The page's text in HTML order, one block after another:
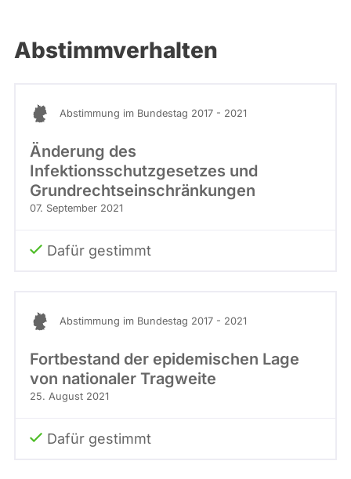
Abstimmverhalten
Abstimmung im Bundestag 2017 - 2021
Änderung des
Infektionsschutzgesetzes und
Grundrechtseinschränkungen
07. September 2021
Dafür gestimmt
Abstimmung im Bundestag 2017 - 2021
Fortbestand der epidemischen Lage
von nationaler Tragweite
25. August 2021
Dafür gestimmt